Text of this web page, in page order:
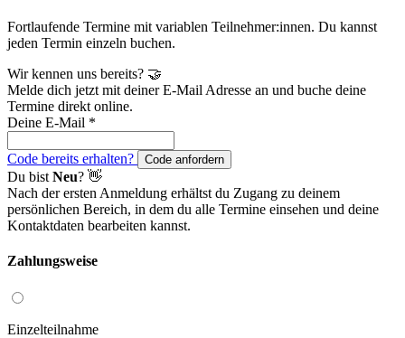
Fortlaufende Termine mit variablen Teilnehmer:innen. Du kannst
jeden Termin einzeln buchen.
Wir kennen uns bereits? 🤝
Melde dich jetzt mit deiner E-Mail Adresse an und buche deine
Termine direkt online.
Deine E-Mail *
Code bereits erhalten? Code anfordern
Du bist Neu? 👋
Nach der ersten Anmeldung erhältst du Zugang zu deinem
persönlichen Bereich, in dem du alle Termine einsehen und deine
Kontaktdaten bearbeiten kannst.
Zahlungsweise
Einzelteilnahme